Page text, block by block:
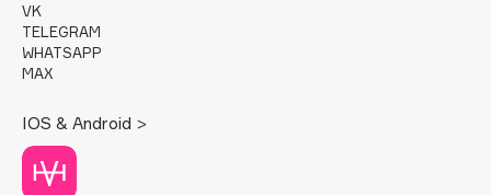
DARLING*
Darphin
Deonica
Dessange
Dior
VK
TELEGRAM
WHATSAPP
MAX
IOS & Android >